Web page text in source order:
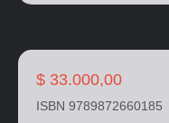
$ 33.000,00
ISBN 9789872660185